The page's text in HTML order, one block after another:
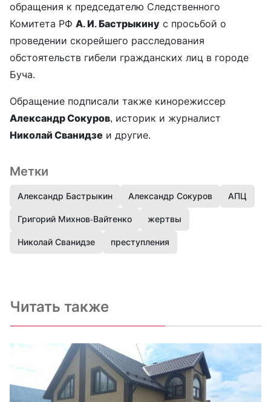
обращения к председателю Следственного
Комитета РФ А. И. Бастрыкину с просьбой о
проведении скорейшего расследования
обстоятельств гибели гражданских лиц в городе
Буча.
Обращение подписали также кинорежиссер
Александр Сокуров, историк и журналист
Николай Сванидзе и другие.
Метки
Александр Бастрыкин Александр Сокуров АПЦ
Григорий Михнов-Вайтенко жертвы
Николай Сванидзе преступления
Читать также